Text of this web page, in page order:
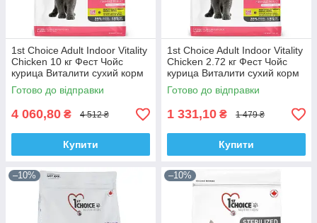
1st Choice Adult Indoor Vitality
Chicken 10 кг Фест Чойс
курица Виталити сухий корм
для котів
Готово до відправки
4 060,80 ₴ 4 512 ₴
Купити
1st Choice Adult Indoor Vitality
Chicken 2.72 кг Фест Чойс
курица Виталити сухий корм
для котів
Готово до відправки
1 331,10 ₴ 1 479 ₴
Купити
–10% –10%